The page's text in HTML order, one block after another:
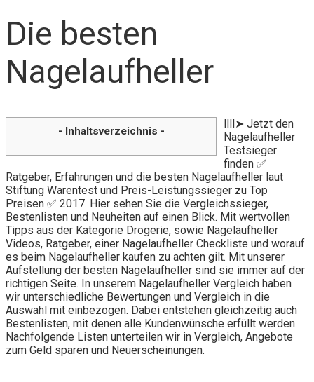
Die besten
Nagelaufheller
- Inhaltsverzeichnis -
llll➤ Jetzt den
Nagelaufheller
Testsieger
finden ✅
Ratgeber, Erfahrungen und die besten Nagelaufheller laut
Stiftung Warentest und Preis-Leistungssieger zu Top
Preisen ✅ 2017. Hier sehen Sie die Vergleichssieger,
Bestenlisten und Neuheiten auf einen Blick. Mit wertvollen
Tipps aus der Kategorie Drogerie, sowie Nagelaufheller
Videos, Ratgeber, einer Nagelaufheller Checkliste und worauf
es beim Nagelaufheller kaufen zu achten gilt. Mit unserer
Aufstellung der besten Nagelaufheller sind sie immer auf der
richtigen Seite. In unserem Nagelaufheller Vergleich haben
wir unterschiedliche Bewertungen und Vergleich in die
Auswahl mit einbezogen. Dabei entstehen gleichzeitig auch
Bestenlisten, mit denen alle Kundenwünsche erfüllt werden.
Nachfolgende Listen unterteilen wir in Vergleich, Angebote
zum Geld sparen und Neuerscheinungen.